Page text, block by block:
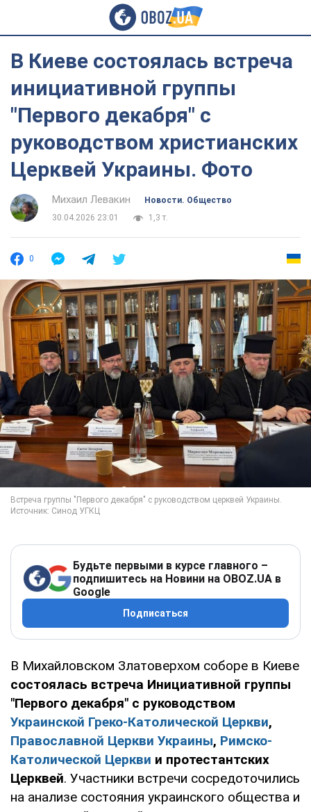
В Киеве состоялась встреча
инициативной группы
"Первого декабря" с
руководством христианских
Церквей Украины. Фото
Михаил Левакин
Новости. Общество
30.04.2026 23:01
1,3 т.
0
Будьте первыми в курсе главного –
подпишитесь на Новини на OBOZ.UA в
Google
Подписаться
В Михайловском Златоверхом соборе в Киеве
состоялась встреча Инициативной группы
"Первого декабря" с руководством
Украинской Греко-Католической Церкви,
Православной Церкви Украины, Римско-
Католической Церкви и протестантских
Церквей. Участники встречи сосредоточились
на анализе состояния украинского общества и